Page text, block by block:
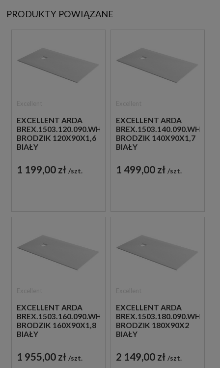
PRODUKTY POWIĄZANE
EXCELLENT ARDA
BREX.1503.120.090.WHN
BRODZIK 120X90X1,6
BIAŁY
1 199,00 zł szt.
EXCELLENT ARDA
BREX.1503.140.090.WHN
BRODZIK 140X90X1,7
BIAŁY
1 499,00 zł szt.
EXCELLENT ARDA
BREX.1503.160.090.WHN
BRODZIK 160X90X1,8
BIAŁY
1 955,00 zł szt.
EXCELLENT ARDA
BREX.1503.180.090.WHN
BRODZIK 180X90X2
BIAŁY
2 149,00 zł szt.